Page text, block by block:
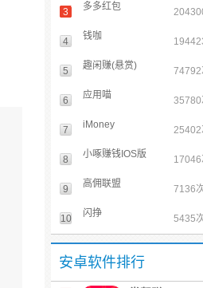
3 多多红包
4 钱咖
5 趣闲赚(悬赏) 74792
6 应用喵 35780
7 iMoney 25402
8 小啄赚钱IOS版 17046
9 高佣联盟 7136
10 闪挣 5435
安卓软件排行